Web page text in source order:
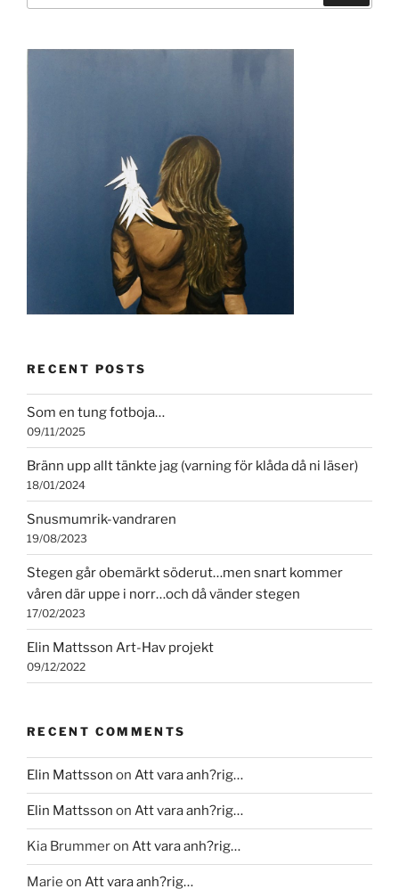
RECENT POSTS
Som en tung fotboja…
09/11/2025
Bränn upp allt tänkte jag (varning för klåda då ni läser)
18/01/2024
Snusmumrik-vandraren
19/08/2023
Stegen går obemärkt söderut…men snart kommer
våren där uppe i norr…och då vänder stegen
17/02/2023
Elin Mattsson Art-Hav projekt
09/12/2022
RECENT COMMENTS
Elin Mattsson on Att vara anh?rig…
Elin Mattsson on Att vara anh?rig…
Kia Brummeron Att vara anh?rig…
Marie on Att vara anh?rig…